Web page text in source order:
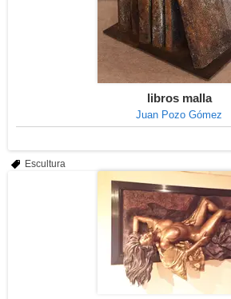
libros malla
Juan Pozo Gómez
Escultura